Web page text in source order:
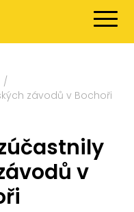
/
závodů v Bochoři
v